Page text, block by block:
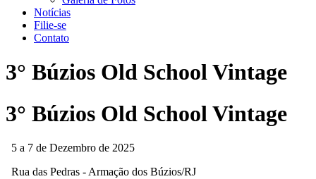
Notícias
Filie-se
Contato
3° Búzios Old School Vintage
3° Búzios Old School Vintage
5 a 7 de Dezembro de 2025
Rua das Pedras - Armação dos Búzios/RJ